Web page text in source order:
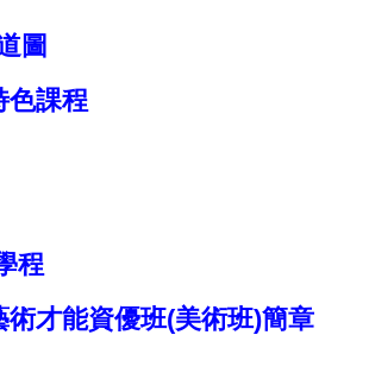
圖
色課程
程
術才能資優班(美術班)簡章